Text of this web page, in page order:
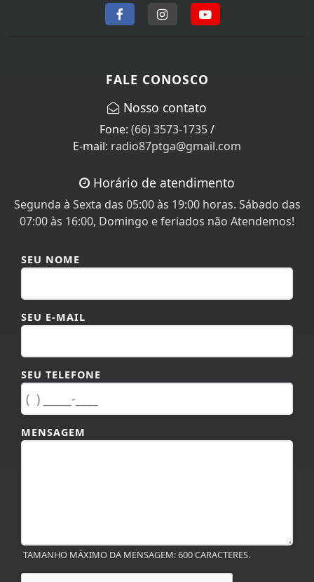
FALE CONOSCO
Nosso contato
Fone: (66) 3573-1735/
E-mail: radio87ptga@gmail.com
Horário de atendimento
Segunda à Sexta das 05:00 às 19:00 horas. Sábado das
07:00 às 16:00, Domingo e feriados não Atendemos!
SEU NOME
SEU E-MAIL
SEU TELEFONE
MENSAGEM
TAMANHO MÁXIMO DA MENSAGEM: 600 CARACTERES.